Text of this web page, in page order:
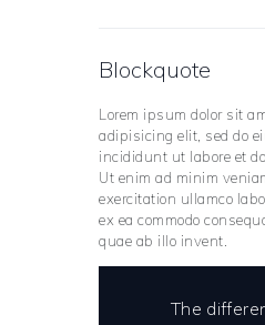
Blockquote
Lorem ipsum dolor sit
adipisicing elit, sed do
incididunt ut labore et
Ut enim ad minim
exercitation ullamco
ex ea commodo
quae ab illo invent.
The